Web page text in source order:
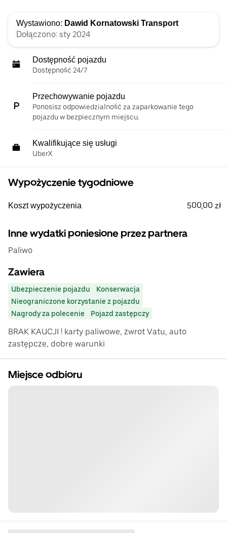
Wystawiono: Dawid Kornatowski Transport
Dołączono: sty 2024
Dostępność pojazdu
Dostępność 24/7
Przechowywanie pojazdu
Ponosisz odpowiedzialność za zaparkowanie tego
pojazdu w bezpiecznym miejscu.
Kwalifikujące się usługi
UberX
Wypożyczenie tygodniowe
Koszt wypożyczenia 500,00 zł
Inne wydatki poniesione przez partnera
Paliwo
Zawiera
Ubezpieczenie pojazdu
Konserwacja
Nieograniczone korzystanie z pojazdu
Nagrody za polecenie
Pojazd zastępczy
BRAK KAUCJI ! karty paliwowe, zwrot Vatu, auto
zastępcze, dobre warunki
Miejsce odbioru